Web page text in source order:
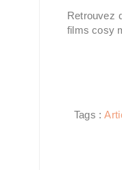
Retrouvez
films cosy
Tags :